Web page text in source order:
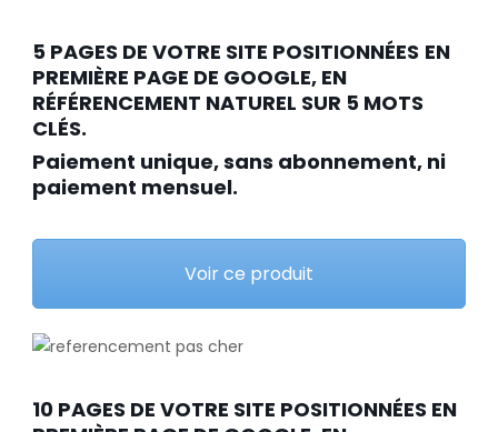
5 PAGES DE VOTRE SITE POSITIONNÉES EN
PREMIÈRE PAGE DE GOOGLE, EN
RÉFÉRENCEMENT NATUREL SUR 5 MOTS
CLÉS.
Paiement unique, sans abonnement, ni
paiement mensuel.
Voir ce produit
10 PAGES DE VOTRE SITE POSITIONNÉES EN